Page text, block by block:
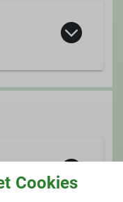
Cookies